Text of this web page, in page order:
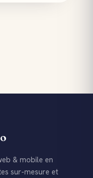
& mobile en
sur-mesure et